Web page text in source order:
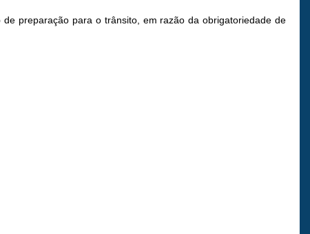
preparação para o trânsito, em razão da obrigatoriedade de